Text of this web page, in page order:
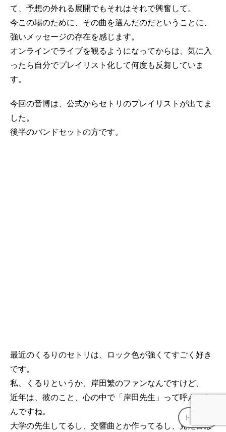
て、予想の外れる展開でもそれはそれで興奮して。
今この場のために、その曲を選んだのだということに、
強いメッセージの存在を感じます。
オンラインでライブを観るようになってからは、気に入
ったら自分でプレイリスト化して何度も反芻していま
す。
今回の音博は、公式からセトリのプレイリストが出てま
した。
後半のバンドセットの方です。
最近のくるりのセトリは、ロック色が強くてすごく好き
です。
私、くるりというか、岸田繁のファンなんですけど、
近年は、彼のこと、心の中で「岸田先生」って呼んでた
んですね。
大学の先生してるし、交響曲とか作ってるし、見た目は
トップへ